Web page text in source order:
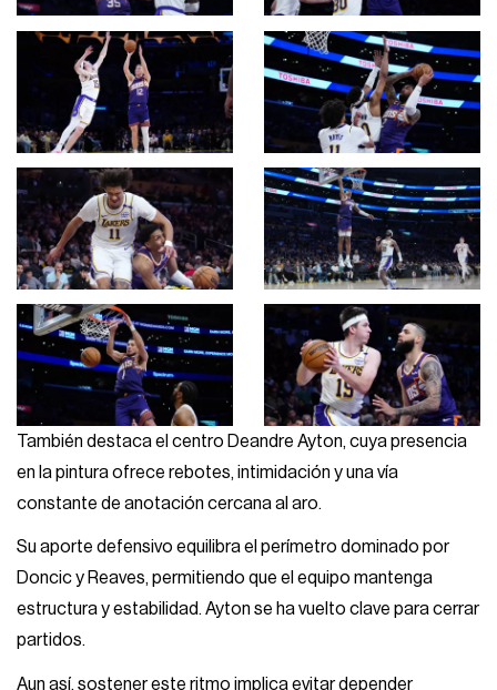
También destaca el centro Deandre Ayton, cuya presencia
en la pintura ofrece rebotes, intimidación y una vía
constante de anotación cercana al aro.
Su aporte defensivo equilibra el perímetro dominado por
Doncic y Reaves, permitiendo que el equipo mantenga
estructura y estabilidad. Ayton se ha vuelto clave para cerrar
partidos.
Aun así, sostener este ritmo implica evitar depender